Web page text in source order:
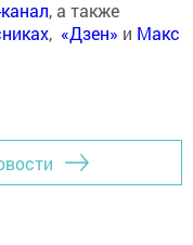
, а также
, «Дзен» и Макс